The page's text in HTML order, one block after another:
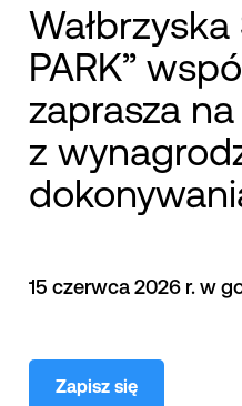
PARK”
zaprasza
z
15 czerwca 2026 r. w
Zapisz się